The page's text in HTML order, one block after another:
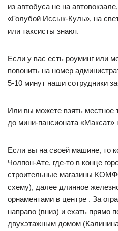
из автобуса не на
«Голубой Иссык-Куль», на
или таксисты знают.
Если у вас есть роуминг или
повонить на номер
5-10 минут наши сотрудники
Или вы можете взять местное
до мини-пансионата «Максат»
Если вы на своей машине, то
Чолпон-Ате, где-то в конце
строительные магазины
схему), далее длинное
орнаментами в центре . За
направо (вниз) и ехать прямо
двухэтажным домом